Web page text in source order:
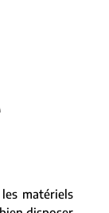
matériels